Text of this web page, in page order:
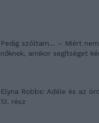
Pedig szóltam… – Miért
nőknek, amikor segítséget
Elyna Robbs: Adéle és az
13. rész